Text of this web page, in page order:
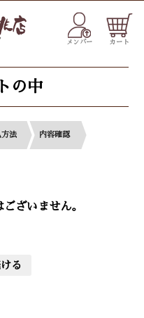
メンバー カート
の中
方法 内容確認
ざいません。